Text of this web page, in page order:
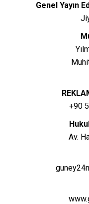
Genel Yayın
+90
Av.